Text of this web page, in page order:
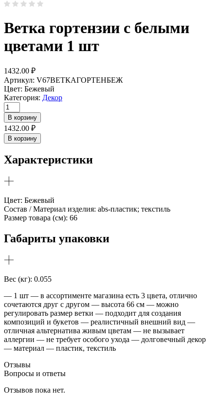
Ветка гортензии с белыми
цветами 1 шт
1432.00 ₽
Артикул: V67ВЕТКАГОРТЕНБЕЖ
Цвет: Бежевый
Категория: Декор
Количество
товара
Ветка
гортензии
с
цветами
шт
В корзину
1432.00 ₽
В корзину
Характеристики
Цвет: Бежевый
Состав / Материал изделия: abs-пластик; текстиль
Размер товара (см): 66
Габариты упаковки
Вес (кг): 0.055
— 1 шт — в ассортименте магазина есть 3 цвета, отлично
сочетаются друг с другом — высота 66 см — можно
регулировать размер ветки — подходит для создания
композиций и букетов — реалистичный внешний вид —
отличная альтернатива живым цветам — не вызывает
аллергии — не требует особого ухода — долговечный декор
— материал — пластик, текстиль
Отзывы
Вопросы и ответы
Отзывов пока нет.